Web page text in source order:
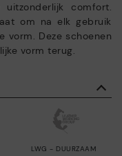
comfort.
om na elk gebruik
vorm. Deze schoenen
vorm terug.
LWG - DUURZAAM